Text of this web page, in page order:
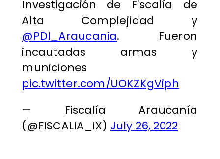
Investigación de Fiscalía de
Alta Complejidad y
@PDI_Araucania. Fueron
incautadas armas y
municiones
pic.twitter.com/UOKZKgViph
— Fiscalía Araucanía
(@FISCALIA_IX) July 26, 2022